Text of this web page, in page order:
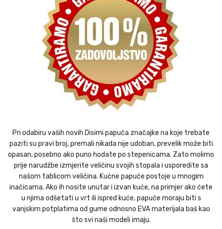
Pri odabiru vaših novih Disimi papuča značajke na koje trebate
paziti su pravi broj, premali nikada nije udoban, prevelik može biti
opasan, posebno ako puno hodate po stepenicama. Zato molimo
prije narudžbe izmjerite veličinu svojih stopala i usporedite sa
našom tablicom veličina. Kućne papuče postoje u mnogim
inačicama. Ako ih nosite unutar i izvan kuće, na primjer ako ćete
u njima odšetati u vrt ili ispred kuće, papuče moraju biti s
vanjskim potplatima od gume odnosno EVA materijala baš kao
što svi naši modeli imaju.